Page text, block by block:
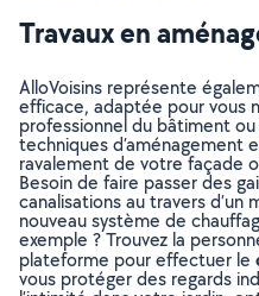
Travaux en
AlloVoisins représente
efficace, adaptée pour vous
professionnel du bâtiment
techniques d’aménagement
ravalement de votre façade
Besoin de faire passer des
canalisations au travers d’un
nouveau système de
exemple ? Trouvez la
plateforme pour effectuer le
vous protéger des regards